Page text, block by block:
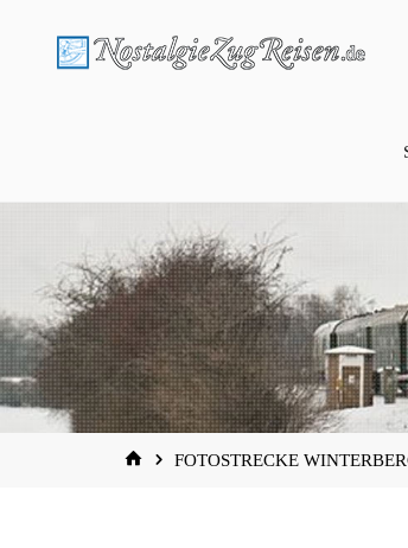
START
FOTOSTRECKE